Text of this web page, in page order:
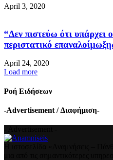
April 3, 2020
“Δεν πιστεύω ότι υπάρχει
περιστατικό
April 24, 2020
Load more
Ροή Ειδήσεων
-Advertisement / Διαφήμιση-